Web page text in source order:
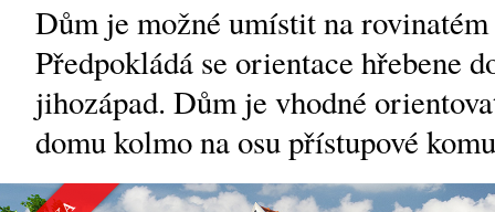
Dům je možné umístit na
Předpokládá se orientace hřebene
jihozápad. Dům je vhodné
domu kolmo na osu přístupové